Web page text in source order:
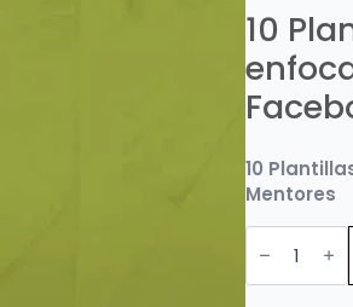
10
10
Mentores
10
Plantillas
Coaches